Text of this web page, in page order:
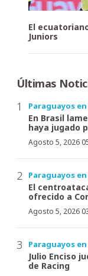
El
Juniors
Últimas
Paraguayos
En Brasil
haya jugado
Agosto 5, 2026
Paraguayos
El
ofrecido a
Agosto 5, 2026
Paraguayos
Julio Enciso
de Racing